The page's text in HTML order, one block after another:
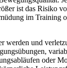
ist das Risiko
im Training
werden und
oder